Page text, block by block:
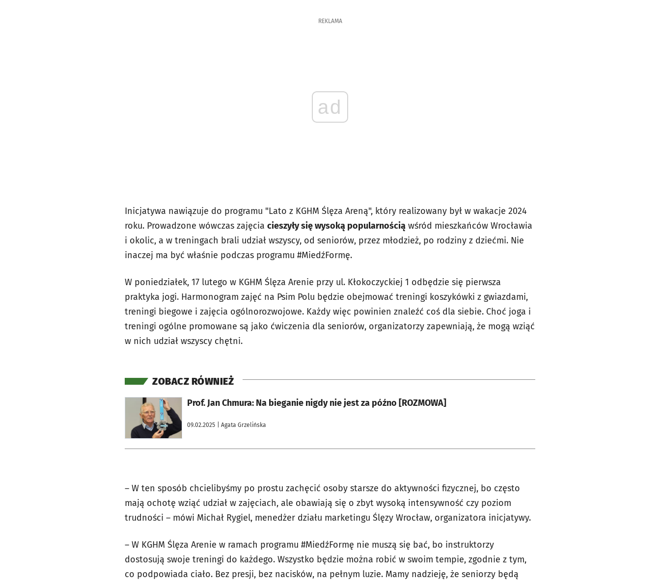
REKLAMA
ad
Inicjatywa nawiązuje do programu "Lato z KGHM Ślęza Areną", który realizowany był w wakacje 2024
roku. Prowadzone wówczas zajęcia cieszyły się wysoką popularnością wśród mieszkańców Wrocławia
i okolic, a w treningach brali udział wszyscy, od seniorów, przez młodzież, po rodziny z dziećmi. Nie
inaczej ma być właśnie podczas programu #MiedźFormę.
W poniedziałek, 17 lutego w KGHM Ślęza Arenie przy ul. Kłokoczyckiej 1 odbędzie się pierwsza
praktyka jogi. Harmonogram zajęć na Psim Polu będzie obejmować treningi koszykówki z gwiazdami,
treningi biegowe i zajęcia ogólnorozwojowe. Każdy więc powinien znaleźć coś dla siebie. Choć joga i
treningi ogólne promowane są jako ćwiczenia dla seniorów, organizatorzy zapewniają, że mogą wziąć
w nich udział wszyscy chętni.
ZOBACZ RÓWNIEŻ
Prof. Jan Chmura: Na bieganie nigdy nie jest za późno [ROZMOWA]
09.02.2025 | Agata Grzelińska
otworzy się w nowej karcie
– W ten sposób chcielibyśmy po prostu zachęcić osoby starsze do aktywności fizycznej, bo często
mają ochotę wziąć udział w zajęciach, ale obawiają się o zbyt wysoką intensywność czy poziom
trudności – mówi Michał Rygiel, menedżer działu marketingu Ślęzy Wrocław, organizatora inicjatywy.
– W KGHM Ślęza Arenie w ramach programu #MiedźFormę nie muszą się bać, bo instruktorzy
dostosują swoje treningi do każdego. Wszystko będzie można robić w swoim tempie, zgodnie z tym,
co podpowiada ciało. Bez presji, bez nacisków, na pełnym luzie. Mamy nadzieję, że seniorzy będą